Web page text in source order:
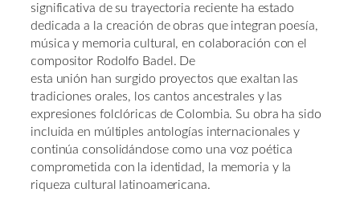
significativa de su trayectoria reciente ha estado
dedicada a la creación de obras que integran poesía,
música y memoria cultural, en colaboración con el
compositor Rodolfo Badel. De
esta unión han surgido proyectos que exaltan las
tradiciones orales, los cantos ancestrales y las
expresiones folclóricas de Colombia. Su obra ha sido
incluida en múltiples antologías internacionales y
continúa consolidándose como una voz poética
comprometida con la identidad, la memoria y la
riqueza cultural latinoamericana.